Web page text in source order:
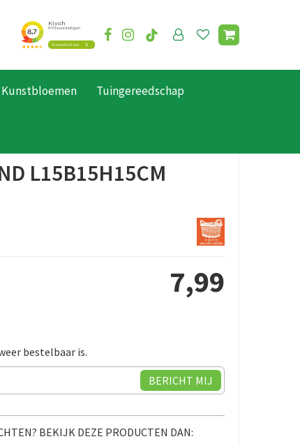
Kunstbloemen Tuingereedschap
L15B15H15CM
7,99
bestelbaar is.
BEKIJK DEZE PRODUCTEN DAN: